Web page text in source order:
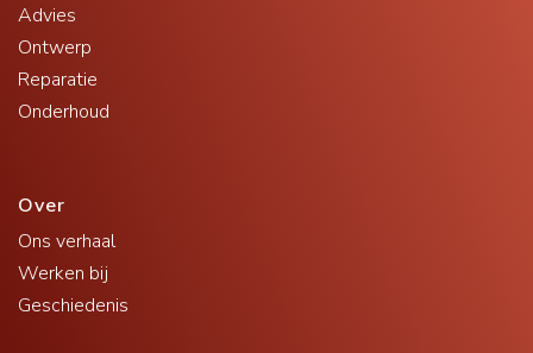
Advies
Ontwerp
Reparatie
Onderhoud
Over
Ons verhaal
Werken bij
Geschiedenis